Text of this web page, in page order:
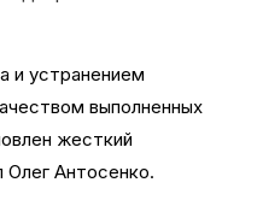
и устранением
выполненных
жесткий
Антосенко.